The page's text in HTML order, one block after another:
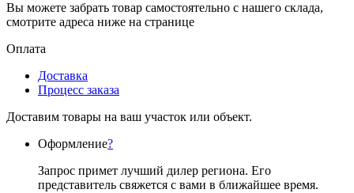
Вы можете забрать товар самостоятельно с нашего склада,
смотрите адреса ниже на странице
Оплата
Доставка
Процесс заказа
Доставим товары на ваш участок или объект.
Оформление?
Запрос примет лучший дилер региона. Его
представитель свяжется с вами в ближайшее время.